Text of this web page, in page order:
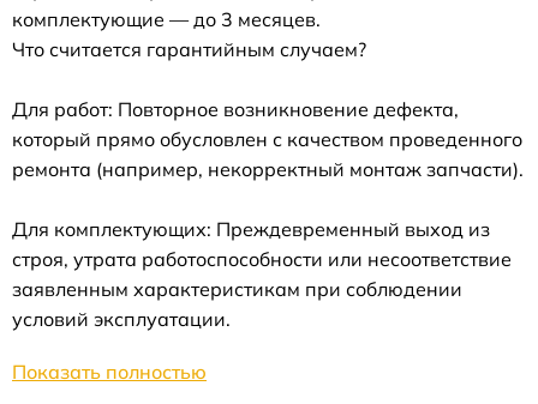
комплектующие — до 3 месяцев.
Что считается гарантийным случаем?
Для работ: Повторное возникновение дефекта,
который прямо обусловлен с качеством проведенного
ремонта (например, некорректный монтаж запчасти).
Для комплектующих: Преждевременный выход из
строя, утрата работоспособности или несоответствие
заявленным характеристикам при соблюдении
условий эксплуатации.
Показать полностью